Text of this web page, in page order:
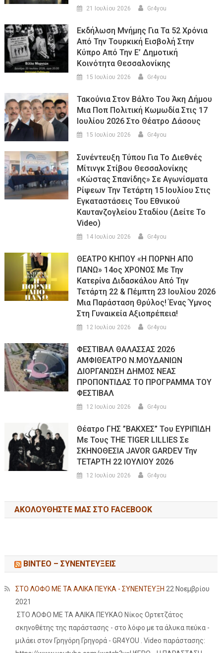
21 Ιουλίου 2026 Gr4you
Εκδήλωση Μνήμης Για Τα 52 Χρόνια
Από Την Τουρκική Εισβολή Στην
Κύπρο Από Την Ε’ Δημοτική
Κοινότητα Θεσσαλονίκης
15 Ιουλίου 2026 Gr4you
Τακούνια Στον Βάλτο Του Άκη Δήμου
Μια Ποπ Πολιτική Κωμωδία Στις 17
Ιουλίου 2026 Στο Θέατρο Δάσους
15 Ιουλίου 2026 Gr4you
Συνέντευξη Τύπου Για Το Διεθνές
Μίτινγκ Στίβου Θεσσαλονίκης
«Κώστας Σπανίδης» Σε Αγωνίσματα
Ρίψεων Την Τετάρτη 15 Ιουλίου Στις
Εγκαταστάσεις Του Εθνικού
Καυτανζογλείου Σταδίου (Δείτε Το
Video)
14 Ιουλίου 2026 Gr4you
ΘΕΑΤΡΟ ΚΗΠΟΥ «Η ΠΟΡΝΗ ΑΠΟ
ΠΑΝΩ» 14ος ΧΡΟΝΟΣ Με Την
Κατερίνα Διδασκάλου Από Την
Τετάρτη 22 & Πέμπτη 23 Ιουλίου 2026
Μια Παράσταση Θρύλος! Ένας Ύμνος
Στη Γυναικεία Αξιοπρέπεια!
12 Ιουλίου 2026 Gr4you
ΦΕΣΤΙΒΑΛ ΘΑΛΑΣΣΑΣ 2026
ΑΜΦΙΘΕΑΤΡΟ Ν.ΜΟΥΔΑΝΙΩΝ
ΔΙΟΡΓΑΝΩΣΗ ΔΗΜΟΣ ΝΕΑΣ
ΠΡΟΠΟΝΤΙΔΑΣ ΤΟ ΠΡΟΓΡΑΜΜΑ ΤΟΥ
ΦΕΣΤΙΒΑΛ
12 Ιουλίου 2026 Gr4you
Θέατρο ΓΗΣ ”ΒΑΚΧΕΣ” Του ΕΥΡΙΠΙΔΗ
Με Τους THE TIGER LILLIES Σε
ΣΚΗΝΟΘΕΣΙΑ JAVOR GARDEV Την
ΤΕΤΑΡΤΗ 22 ΙΟΥΛΙΟΥ 2026
12 Ιουλίου 2026 Gr4you
ΑΚΟΛΟΥΘΉΣΤΕ ΜΑΣ ΣΤΟ FACEBOOK
ΒΙΝΤΕΟ – ΣΥΝΕΝΤΕΥΞΕΙΣ
ΣΤΟ ΛΟΦΟ ΜΕ ΤΑ ΑΛΙΚΑ ΠΕΥΚΑ - ΣΥΝΕΝΤΕΥΞΗ 22 Νοεμβρίου
2021
ΣΤΟ ΛΟΦΟ ΜΕ ΤΑ ΑΛΙΚΑ ΠΕΥΚΑΟ Νίκος Ορτετζάτος
σκηνοθέτης της παράστασης - στο λόφο με τα άλυκα πεύκα -
μιλάει στον Γρηγόρη Γρηγορά - GR4YOU . Video παράστασης: